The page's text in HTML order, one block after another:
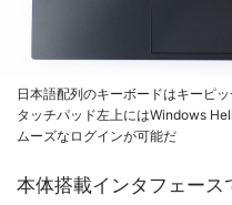
日本語配列のキーボードはキーピ
タッチパッド左上にはWindows
ムーズなログインが可能だ
本体搭載インタフェー